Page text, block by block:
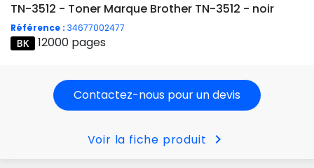
TN-3512 - Toner Marque Brother TN-3512 - noir
Référence : 34677002477
12000 pages
Contactez-nous pour un devis
Voir la fiche produit chevron_right